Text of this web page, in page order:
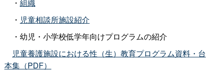
・ 組織
・ 児童相談所施設紹介
・幼児・小学校低学年向けプログラムの紹介
児童養護施設における性（生）教育プログラム資料・台
本集（PDF）